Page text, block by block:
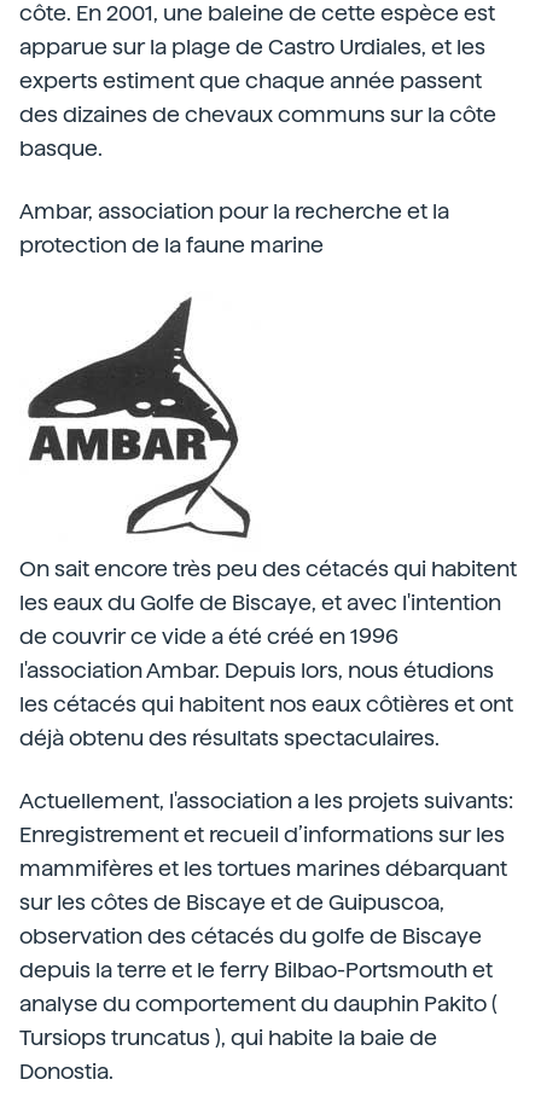
côte. En 2001, une baleine de cette espèce est
apparue sur la plage de Castro Urdiales, et les
experts estiment que chaque année passent
des dizaines de chevaux communs sur la côte
basque.
Ambar, association pour la recherche et la
protection de la faune marine
On sait encore très peu des cétacés qui habitent
les eaux du Golfe de Biscaye, et avec l'intention
de couvrir ce vide a été créé en 1996
l'association Ambar. Depuis lors, nous étudions
les cétacés qui habitent nos eaux côtières et ont
déjà obtenu des résultats spectaculaires.
Actuellement, l'association a les projets suivants:
Enregistrement et recueil d’informations sur les
mammifères et les tortues marines débarquant
sur les côtes de Biscaye et de Guipuscoa,
observation des cétacés du golfe de Biscaye
depuis la terre et le ferry Bilbao-Portsmouth et
analyse du comportement du dauphin Pakito (
Tursiops truncatus ), qui habite la baie de
Donostia.